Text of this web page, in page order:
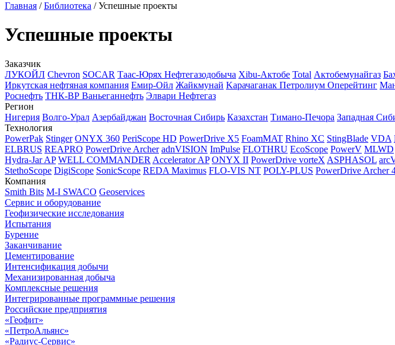
Главная /Библиотека /Успешные проекты
Успешные проекты
Заказчик
ЛУКОЙЛ Chevron SOCAR Таас-Юрях Нефтегазодобыча Xibu-Актобе Total Актобемунайгаз
Иркутская нефтяная компания Емир-Ойл Жайкмунай Kарачаганак Петролиум Оперейтинг
Роснефть ТНК-ВР Ваньеганнефть Элвари Нефтегаз
Регион
Нигерия Волго-Урал Азербайджан Восточная Сибирь Казахстан Тимано-Печора Западная
Технология
PowerPak Stinger ONYX 360 PeriScope HD PowerDrive X5 FoamMAT Rhino XC StingBlade VDA
ELBRUS REAPRO PowerDrive Archer adnVISION ImPulse FLOTHRU EcoScope PowerV MLWD
Hydra-Jar AP WELL COMMANDER Accelerator AP ONYX II PowerDrive vorteX ASPHASOL
StethoScope DigiScope SonicScope REDA Maximus FLO-VIS NT POLY-PLUS PowerDrive Archer
Компания
Smith Bits M-I SWACO Geoservices
Сервис и оборудование
Геофизические исследования
Испытания
Бурение
Заканчивание
Цементирование
Интенсификация добычи
Механизированная добыча
Комплексные решения
Интегрированные программные решения
Российские предприятия
«Геофит»
«ПетроАльянс»
«Радиус-Сервис»